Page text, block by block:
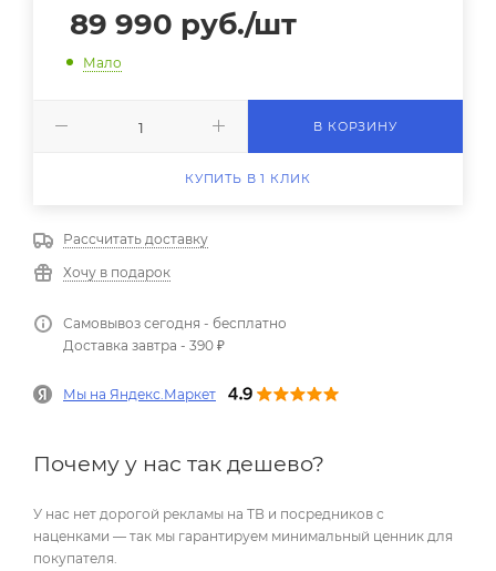
89 990 руб./шт
Мало
В КОРЗИНУ
КУПИТЬ В 1 КЛИК
Рассчитать доставку
Хочу в подарок
Самовывоз сегодня - бесплатно
Доставка завтра - 390 ₽
Мы на Яндекс.Маркет
Почему у нас так дешево?
У нас нет дорогой рекламы на ТВ и посредников с
наценками — так мы гарантируем минимальный ценник для
покупателя.